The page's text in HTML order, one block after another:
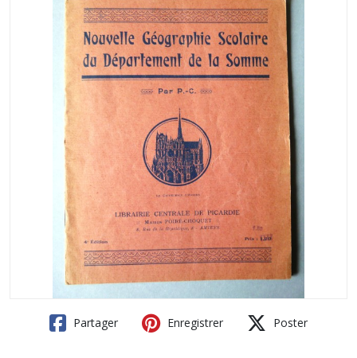
Partager Enregistrer Poster